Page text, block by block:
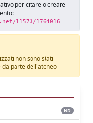
per citare o creare
11573/1764016
non sono stati
da parte dell'ateneo
ND